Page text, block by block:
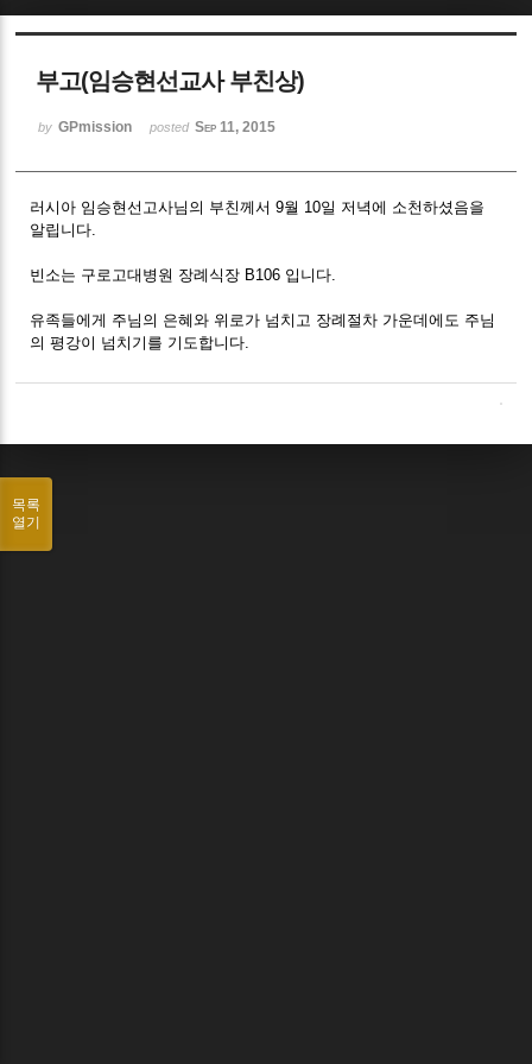
부고(임승현선교사 부친상)
by GPmission posted Sep 11, 2015
러시아 임승현선고사님의 부친께서 9월 10일 저녁에 소천하셨음을
알립니다.
빈소는 구로고대병원 장례식장 B106 입니다.
유족들에게 주님의 은혜와 위로가 넘치고 장례절차 가운데에도 주님
의 평강이 넘치기를 기도합니다.
목록
열기
Sketchbook5, 스케치북5
Sketchbook5, 스케치북5